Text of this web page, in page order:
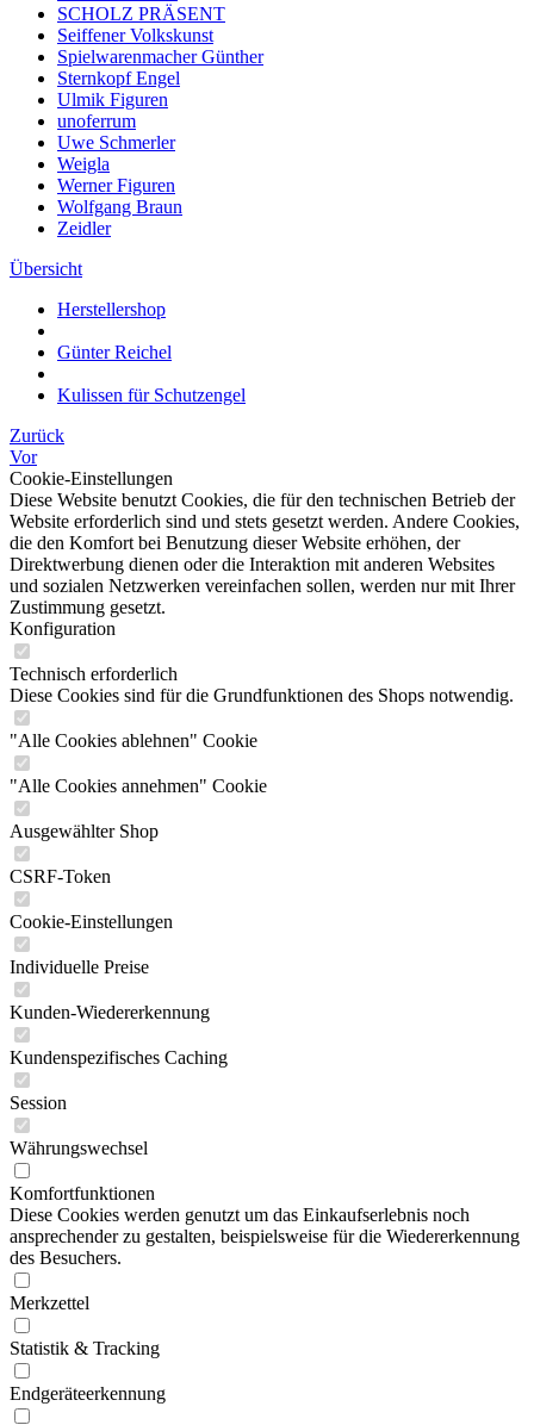
SCHOLZ PRÄSENT
Seiffener Volkskunst
Spielwarenmacher Günther
Sternkopf Engel
Ulmik Figuren
unoferrum
Uwe Schmerler
Weigla
Werner Figuren
Wolfgang Braun
Zeidler
Übersicht
Herstellershop
Günter Reichel
Kulissen für Schutzengel
Zurück
Vor
Cookie-Einstellungen
Diese Website benutzt Cookies, die für den technischen Betrieb der
Website erforderlich sind und stets gesetzt werden. Andere Cookies,
die den Komfort bei Benutzung dieser Website erhöhen, der
Direktwerbung dienen oder die Interaktion mit anderen Websites
und sozialen Netzwerken vereinfachen sollen, werden nur mit Ihrer
Zustimmung gesetzt.
Konfiguration
Technisch erforderlich
Diese Cookies sind für die Grundfunktionen des Shops notwendig.
"Alle Cookies ablehnen" Cookie
"Alle Cookies annehmen" Cookie
Ausgewählter Shop
CSRF-Token
Cookie-Einstellungen
Individuelle Preise
Kunden-Wiedererkennung
Kundenspezifisches Caching
Session
Währungswechsel
Komfortfunktionen
Diese Cookies werden genutzt um das Einkaufserlebnis noch
ansprechender zu gestalten, beispielsweise für die Wiedererkennung
des Besuchers.
Merkzettel
Statistik & Tracking
Endgeräteerkennung